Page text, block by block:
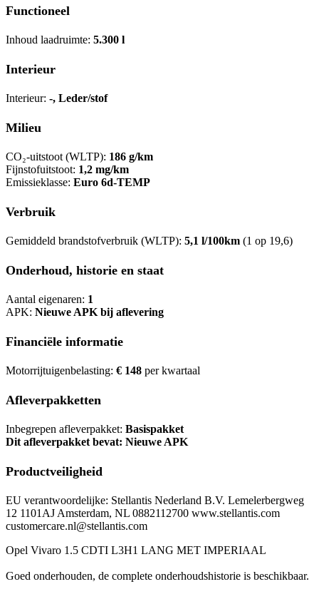
Functioneel
Inhoud laadruimte: 5.300 l
Interieur
Interieur: -, Leder/stof
Milieu
CO₂-uitstoot (WLTP): 186 g/km
Fijnstofuitstoot: 1,2 mg/km
Emissieklasse: Euro 6d-TEMP
Verbruik
Gemiddeld brandstofverbruik (WLTP): 5,1 l/100km (1 op 19,6)
Onderhoud, historie en staat
Aantal eigenaren: 1
APK: Nieuwe APK bij aflevering
Financiële informatie
Motorrijtuigenbelasting: € 148 per kwartaal
Afleverpakketten
Inbegrepen afleverpakket: Basispakket
Dit afleverpakket bevat: Nieuwe APK
Productveiligheid
EU verantwoordelijke: Stellantis Nederland B.V. Lemelerbergweg
12 1101AJ Amsterdam, NL 0882112700 www.stellantis.com
customercare.nl@stellantis.com
Opel Vivaro 1.5 CDTI L3H1 LANG MET IMPERIAAL
Goed onderhouden, de complete onderhoudshistorie is beschikbaar.